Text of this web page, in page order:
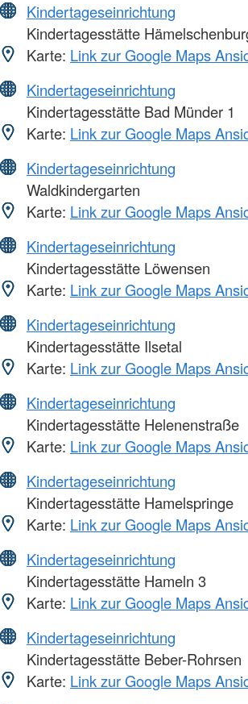
Kindertageseinrichtung
Kindertagesstätte
Karte: Link zur Google Maps
Kindertageseinrichtung
Kindertagesstätte Bad Münder 1
Karte: Link zur Google Maps
Kindertageseinrichtung
Waldkindergarten
Karte: Link zur Google Maps
Kindertageseinrichtung
Kindertagesstätte Löwensen
Karte: Link zur Google Maps
Kindertageseinrichtung
Kindertagesstätte Ilsetal
Karte: Link zur Google Maps
Kindertageseinrichtung
Kindertagesstätte Helenenstraße
Karte: Link zur Google Maps
Kindertageseinrichtung
Kindertagesstätte Hamelspringe
Karte: Link zur Google Maps
Kindertageseinrichtung
Kindertagesstätte Hameln 3
Karte: Link zur Google Maps
Kindertageseinrichtung
Kindertagesstätte Beber-Rohrsen
Karte: Link zur Google Maps